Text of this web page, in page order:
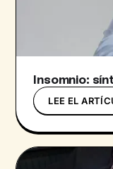
Insomnio:
LEE EL